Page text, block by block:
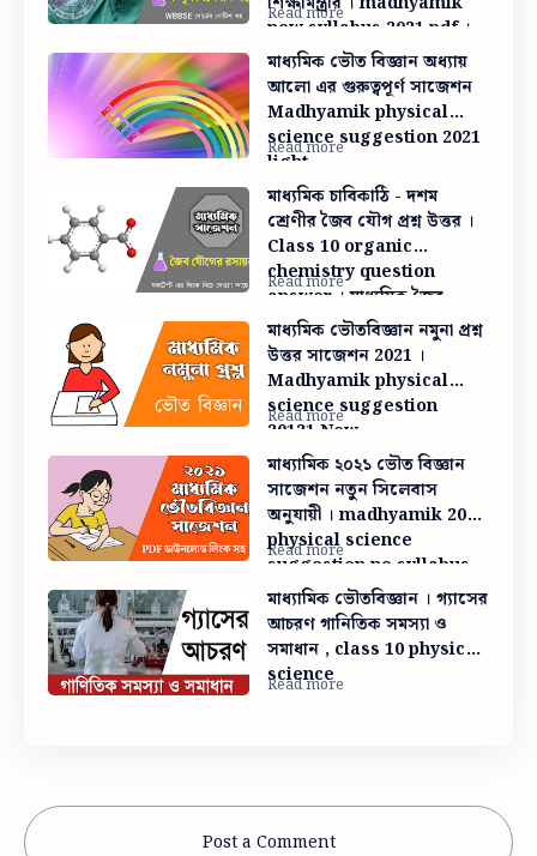
new syllabus 2021 pdf ।
WBBSE New syllabus
মাধ্যমিক ভৌত বিজ্ঞান অধ্যায়
আলো এর গুরুত্বপূর্ণ সাজেশন
Madhyamik physical
science suggestion 2021
light
মাধ্যমিক চাবিকাঠি - দশম
শ্রেণীর জৈব যৌগ প্রশ্ন উত্তর ।
Class 10 organic
chemistry question
answer । মাধ্যমিক জৈব
যৌগের রসায়ন প্রশ্ন উত্তর
মাধ্যমিক ভৌতবিজ্ঞান নমুনা প্রশ্ন
উত্তর সাজেশন 2021 ।
Madhyamik physical
science suggestion
20121 New
মাধ্যামিক ২০২১ ভৌত বিজ্ঞান
সাজেশন নতুন সিলেবাস
অনুযায়ী । madhyamik 2021
physical science
suggestion ne syllabus
মাধ্যামিক ভৌতবিজ্ঞান । গ্যাসের
আচরণ গানিতিক সমস্যা ও
সমাধান , class 10 physical
science
Post a Comment